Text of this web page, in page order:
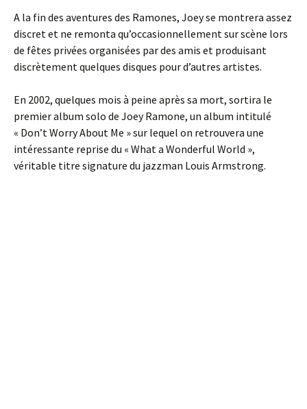
A la fin des aventures des Ramones, Joey se montrera assez
discret et ne remonta qu’occasionnellement sur scène lors
de fêtes privées organisées par des amis et produisant
discrètement quelques disques pour d’autres artistes.
En 2002, quelques mois à peine après sa mort, sortira le
premier album solo de Joey Ramone, un album intitulé
« Don’t Worry About Me » sur lequel on retrouvera une
intéressante reprise du « What a Wonderful World »,
véritable titre signature du jazzman Louis Armstrong.